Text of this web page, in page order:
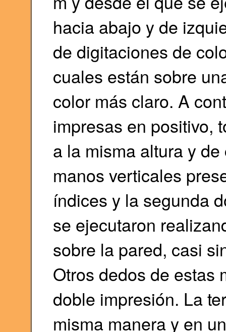
hacia abajo y de
de digitaciones de
cuales están sobre
color más claro. A
impresas en positivo,
a la misma altura y
manos verticales
índices y la segunda
se ejecutaron
sobre la pared, casi
Otros dedos de estas
doble impresión. La
misma manera y en